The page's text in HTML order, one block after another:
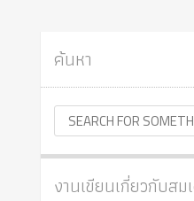
ค้นหา
งานเขียนเกี่ยวกับส